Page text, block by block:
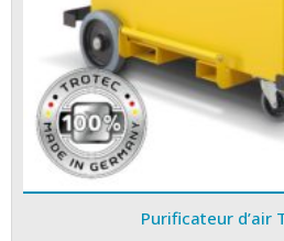
Purificateur d’air